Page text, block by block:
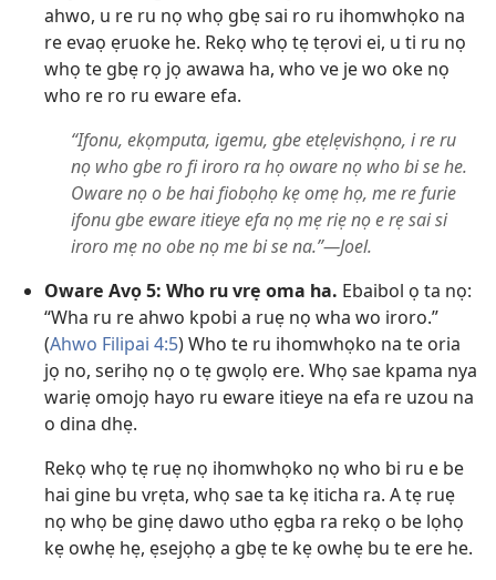
ahwo, u re ru nọ whọ gbẹ sai ro ru ihomwhọko na
re evaọ ẹruoke he. Rekọ whọ tẹ tẹrovi ei, u ti ru nọ
whọ te gbẹ rọ jọ awawa ha, who ve je wo oke nọ
who re ro ru eware efa.
“Ifonu, ekọmputa, igemu, gbe etẹlẹvishọno, i re ru
nọ who gbe ro fi iroro ra họ oware nọ who bi se he.
Oware nọ o be hai fiobọhọ kẹ omẹ họ, me re furie
ifonu gbe eware itieye efa nọ mẹ riẹ nọ e rẹ sai si
iroro mẹ no obe nọ me bi se na.”—Joel.
Oware Avọ 5: Who ru vrẹ oma ha. Ebaibol ọ ta nọ:
“Wha ru re ahwo kpobi a ruẹ nọ wha wo iroro.”
(Ahwo Filipai 4:5) Who te ru ihomwhọko na te oria
jọ no, serihọ nọ o tẹ gwọlọ ere. Whọ sae kpama nya
wariẹ omojọ hayo ru eware itieye na efa re uzou na
o dina dhẹ.
Rekọ whọ tẹ ruẹ nọ ihomwhọko nọ who bi ru e be
hai gine bu vrẹta, whọ sae ta kẹ iticha ra. A tẹ ruẹ
nọ whọ be ginẹ dawo utho ẹgba ra rekọ o be lọhọ
kẹ owhẹ hẹ, ẹsejọhọ a gbẹ te kẹ owhẹ bu te ere he.